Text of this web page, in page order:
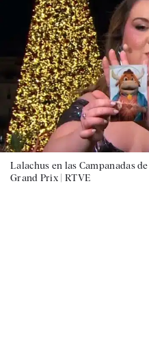
Lalachus en las Campanadas
Grand Prix | RTVE